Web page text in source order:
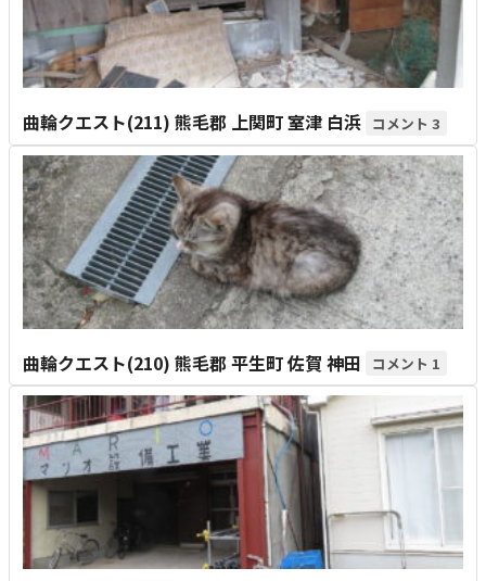
曲輪クエスト(211) 熊毛郡 上関町 室津 白浜 3
曲輪クエスト(210) 熊毛郡 平生町 佐賀 神田 1